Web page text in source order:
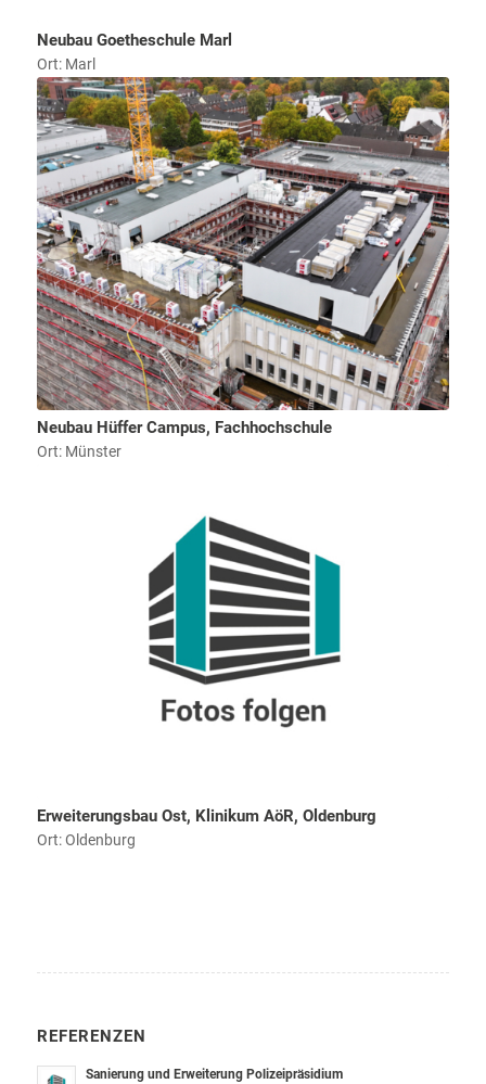
Neubau Goetheschule Marl
Ort: Marl
Neubau Hüffer Campus, Fachhochschule
Ort: Münster
Erweiterungsbau Ost, Klinikum AöR, Oldenburg
Ort: Oldenburg
REFERENZEN
Sanierung und Erweiterung Polizeipräsidium